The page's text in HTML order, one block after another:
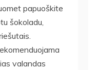
papuoškite
šokoladu,
valandas